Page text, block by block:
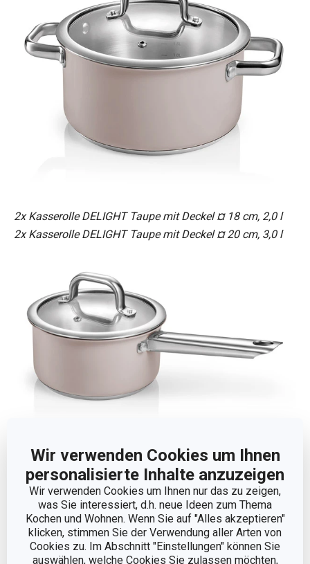
Wir verwenden Cookies um Ihnen
personalisierte Inhalte anzuzeigen
Wir verwenden Cookies um Ihnen nur das zu zeigen,
was Sie interessiert, d.h. neue Ideen zum Thema
Kochen und Wohnen. Wenn Sie auf "Alles akzeptieren"
klicken, stimmen Sie der Verwendung aller Arten von
Cookies zu. Im Abschnitt "Einstellungen" können Sie
auswählen, welche Cookies Sie zulassen möchten,
2x Kasserolle DELIGHT Taupe mit Deckel ¤ 18 cm, 2,0 l
2x Kasserolle DELIGHT Taupe mit Deckel ¤ 20 cm, 3,0 l
2x Delight Taupe Stielkasserolle mit Deckel ¤ 16 cm, 1,5 l
Das DELIGHT Taupe Kochgeschirr verfügt über einen
massiven Glas-Edelstahldeckel mit Dampfloch, geräumige
Komfortgriffe, einenSandwich-Induktionsbodenund
eine Messskala.